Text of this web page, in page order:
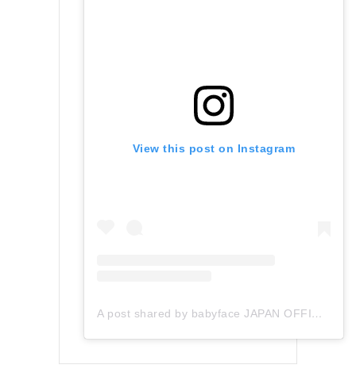
View this post on Instagram
A post shared by babyface JAPAN OFFICIAL (@babyface_japan)